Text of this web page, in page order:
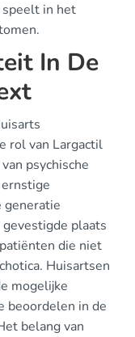
in het
In De
rol van Largactil
psychische
generatie
plaats
die niet
Huisartsen
mogelijke
beoordelen in de
belang van